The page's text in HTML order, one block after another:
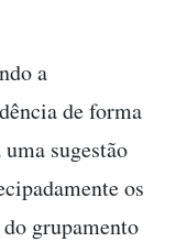
a
de forma
sugestão
os
grupamento